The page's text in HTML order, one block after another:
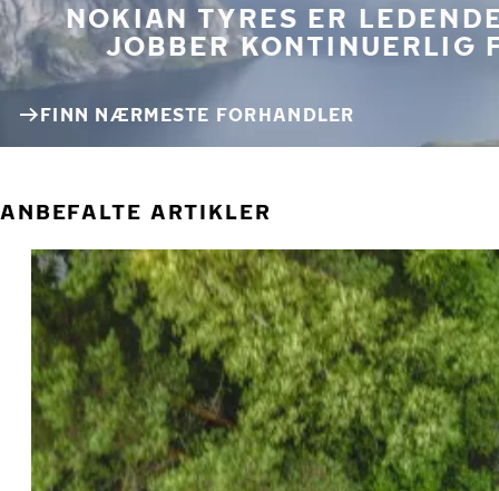
NOKIAN TYRES ER
JOBBER KONTINUERLIG
FINN NÆRMESTE FORHANDLER
ANBEFALTE ARTIKLER